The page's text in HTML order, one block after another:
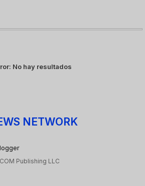
No hay resultados
NETWORK
Publishing LLC